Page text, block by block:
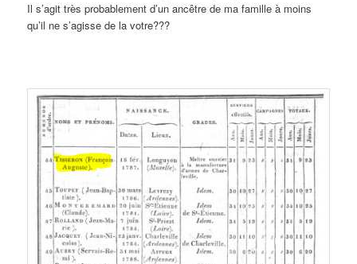
Il s’agit très probablement d’un ancêtre de ma famille à moins
qu’il ne s’agisse de la votre???